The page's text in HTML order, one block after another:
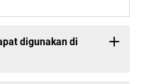
digunakan di